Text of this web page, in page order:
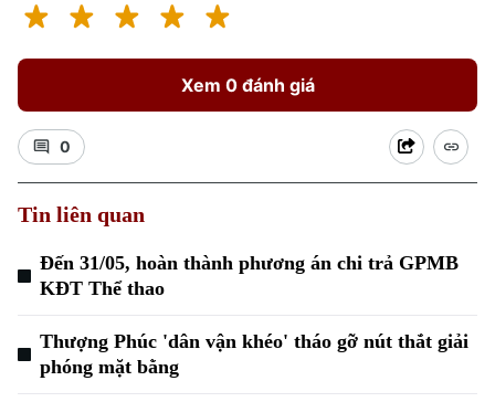
Xu hướng
Xem 0 đánh giá
0
Tin liên quan
Đến 31/05, hoàn thành phương án chi trả GPMB
KĐT Thể thao
Thượng Phúc 'dân vận khéo' tháo gỡ nút thắt giải
phóng mặt bằng